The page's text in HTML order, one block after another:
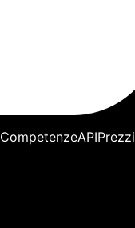
CompetenzeAPIPrezzi